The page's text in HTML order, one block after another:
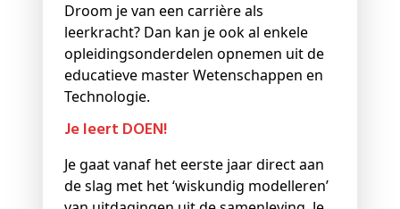
Droom je van een carrière als
leerkracht? Dan kan je ook al enkele
opleidingsonderdelen opnemen uit de
educatieve master Wetenschappen en
Technologie.
Je leert DOEN!
Je gaat vanaf het eerste jaar direct aan
de slag met het ‘wiskundig modelleren’